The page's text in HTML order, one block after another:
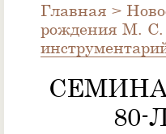
Главная >
рождения М. С.